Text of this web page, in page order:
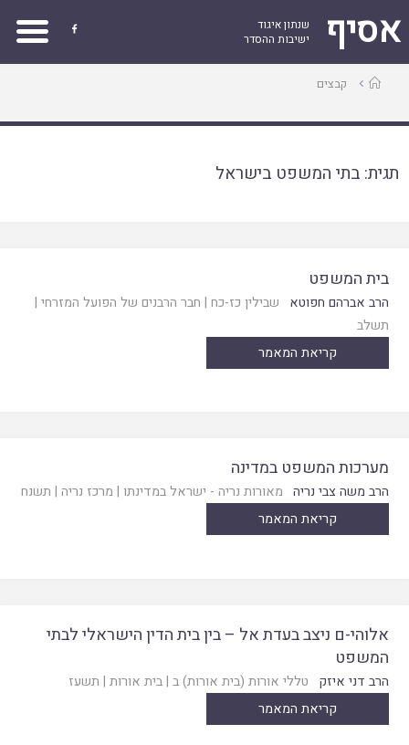
אסיף
שנתון איגוד
ישיבות ההסדר

עמודקבצים
תגית:בתי המשפט בישראל
בית המשפט
הרב אברהם חפוטא שבילין כז-כח | חבר הרבנים של הפועל המזרחי |
תשלב
קריאת המאמר
מערכות המשפט במדינה
הרב משה צבי נריה מאורות נריה - ישראל במדינתו | מרכז נריה | תשנח
קריאת המאמר
אלוהי-ם ניצב בעדת אל – בין בית הדין הישראלי לבתי
המשפט
הרב דני איזק טללי אורות (בית אורות) ב |בית אורות | תשעז
קריאת המאמר